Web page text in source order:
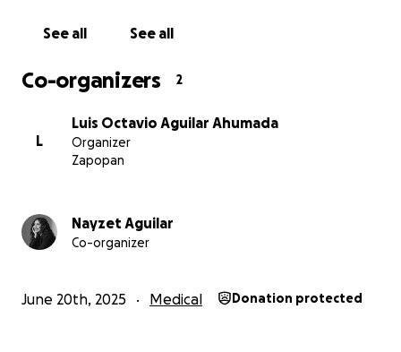
Aún no se han cubierto en su totalidad los gastos
encuentra en proceso de recuperación, pero
necesita rehabilitación cardíaca, medicamentos
especializados y cuidados médicos constantes, lo
nuestro alcance.
See all See all
Co-organizers 2
L
Luis Octavio Aguilar Ahumada
Organizer
Zapopan
Nayzet Aguilar
Co-organizer
June 20th, 2025 Medical Donation protected